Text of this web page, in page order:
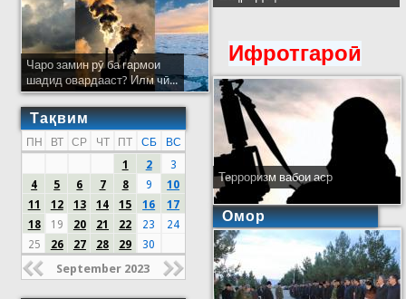
Чаро замин рӯ ба гармои
шадид овардааст? Илм чӣ...
Тақвим
ПН ВТ СР ЧТ ПТ СБ
ВС
1
2
3
4
5 6 7 8 9
10
11
12 13 14 15 16
17
18
19 20 21 22 23
24
25
26 27 28 29 30
September 2023
Ифротгароӣ
Терроризм вабои аср
Омор